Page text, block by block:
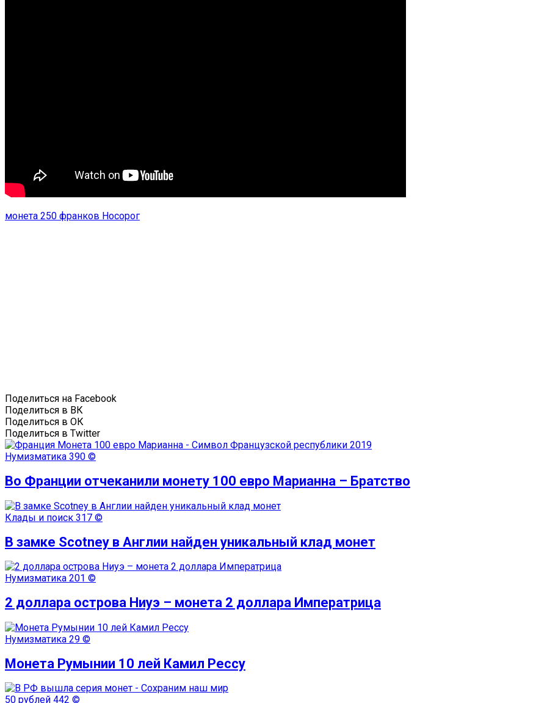
монета 250 франков Носорог
Поделиться на Facebook
Поделиться в ВК
Поделиться в ОК
Поделиться в Twitter
Нумизматика 390 ©
Во Франции отчеканили монету 100 евро Марианна – Братство
Клады и поиск 317 ©
В замке Scotney в Англии найден уникальный клад монет
Нумизматика 201 ©
2 доллара острова Ниуэ – монета 2 доллара Императрица
Нумизматика 29 ©
Монета Румынии 10 лей Камил Рессу
50 рублей 442 ©